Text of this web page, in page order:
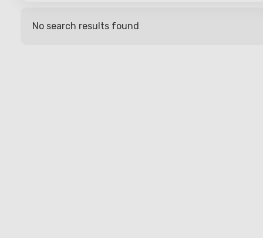
No search results found